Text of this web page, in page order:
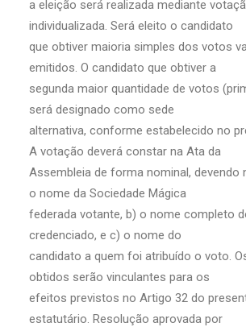
a eleição será realizada mediante
individualizada. Será eleito o candidato
que obtiver maioria simples dos votos
emitidos. O candidato que obtiver a
segunda maior quantidade de votos
será designado como sede
alternativa, conforme estabelecido no
A votação deverá constar na Ata da
Assembleia de forma nominal, devendo
o nome da Sociedade Mágica
federada votante, b) o nome completo
credenciado, e c) o nome do
candidato a quem foi atribuído o voto.
obtidos serão vinculantes para os
efeitos previstos no Artigo 32 do
estatutário. Resolução aprovada por